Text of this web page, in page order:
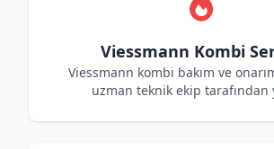
Viessmann Kombi
Viessmann kombi bakım ve
uzman teknik ekip tarafından